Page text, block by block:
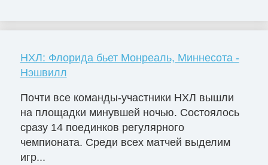
НХЛ: Флорида бьет Монреаль, Миннесота -
Нэшвилл
Почти все команды-участники НХЛ вышли
на площадки минувшей ночью. Состоялось
сразу 14 поединков регулярного
чемпионата. Среди всех матчей выделим
игр...